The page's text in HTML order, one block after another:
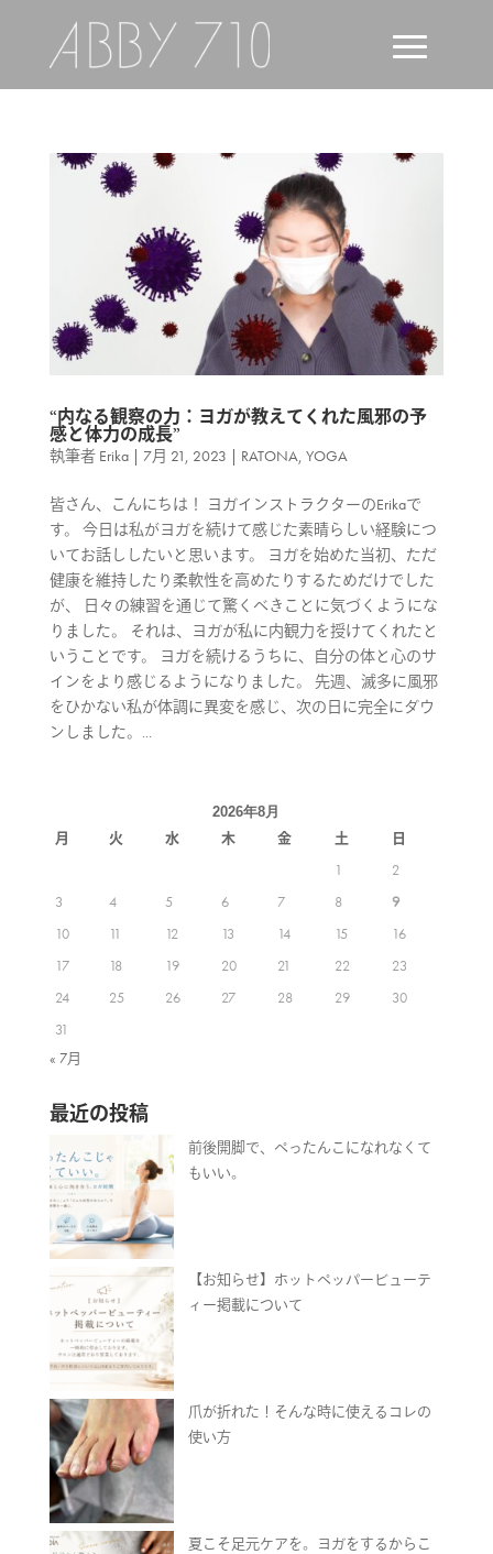
“内なる観察の力：ヨガが教えてくれた風邪の予
感と体力の成長”
執筆者 Erika| 7月 21, 2023 | RATONA YOGA
皆さん、こんにちは！ ヨガインストラクターのErikaで
す。 今日は私がヨガを続けて感じた素晴らしい経験につ
いてお話ししたいと思います。 ヨガを始めた当初、ただ
健康を維持したり柔軟性を高めたりするためだけでした
が、 日々の練習を通じて驚くべきことに気づくようにな
りました。 それは、ヨガが私に内観力を授けてくれたと
いうことです。 ヨガを続けるうちに、自分の体と心のサ
インをより感じるようになりました。 先週、滅多に風邪
をひかない私が体調に異変を感じ、次の日に完全にダウ
ンしました。...
2026年8月
月 火 水 木 金 土
日
1
2
3
4 5 6 7 8
9
10
11 12 13 14 15
16
17
18 19 20 21 22
23
24
25 26 27 28 29
30
31
« 7月
最近の投稿
前後開脚で、ぺったんこになれなくて
もいい。
【お知らせ】ホットペッパービューテ
ィー掲載について
爪が折れた！そんな時に使えるコレの
使い方
夏こそ足元ケアを。ヨガをするからこ